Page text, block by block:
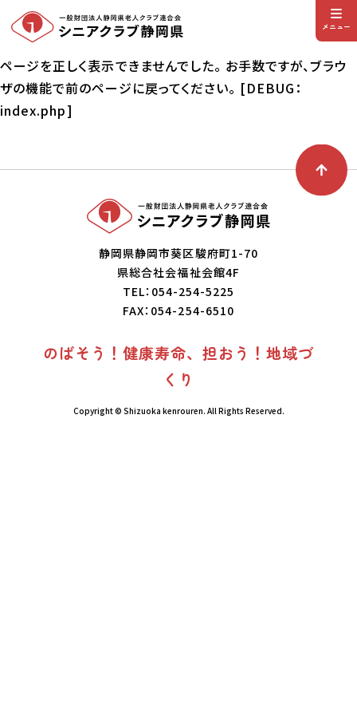
メニュー
ページを正しく表示できませんでした。 お手数ですが、ブラウ
ザの機能で前のページに戻ってください。 [DEBUG：
index.php]
静岡県静岡市葵区駿府町1-70
県総合社会福祉会館4F
TEL：054-254-5225
FAX：054-254-6510
のばそう！健康寿命、担おう！地域づ
くり
Copyright © Shizuoka kenrouren. All Rights Reserved.